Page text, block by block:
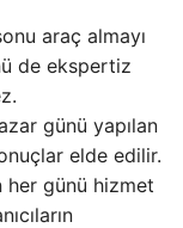
araç almayı
de ekspertiz
günü yapılan
elde edilir.
her günü hizmet